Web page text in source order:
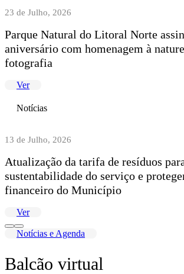
23 de Julho, 2026
Parque Natural do Litoral Norte
aniversário com homenagem à
fotografia
Ver
Notícias
13 de Julho, 2026
Atualização da tarifa de resíduos
sustentabilidade do serviço e
financeiro do Município
Ver
Notícias e Agenda
Balcão virtual